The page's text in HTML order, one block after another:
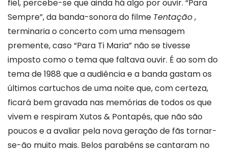
fiel, percebe-se que ainda há algo por ouvir. “Para
Sempre”, da banda-sonora do filme Tentação,
terminaria o concerto com uma mensagem
premente, caso “Para Ti Maria” não se tivesse
imposto como o tema que faltava ouvir. É ao som do
tema de 1988 que a audiência e a banda gastam os
últimos cartuchos de uma noite que, com certeza,
ficará bem gravada nas memórias de todos os que
vivem e respiram Xutos & Pontapés, que não são
poucos e a avaliar pela nova geração de fãs tornar-
se-ão muito mais. Belos parabéns se cantaram no